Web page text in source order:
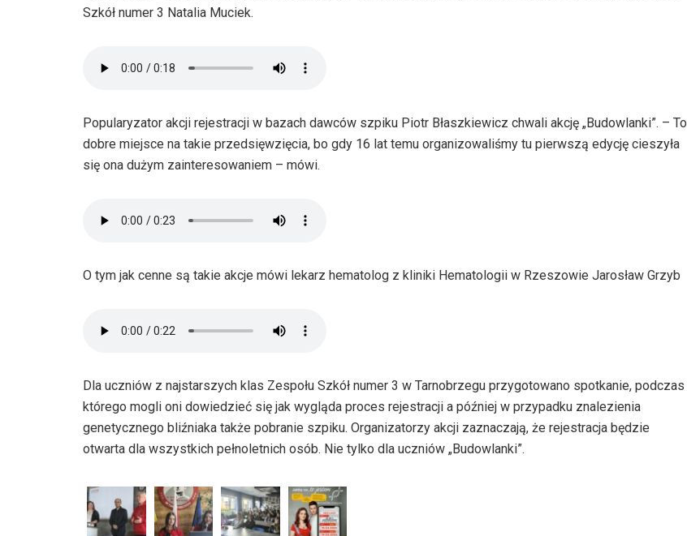
Szkół numer 3 Natalia Muciek.
Popularyzator akcji rejestracji w bazach dawców szpiku Piotr Błaszkiewicz chwali akcję „Budowlanki”. – To
dobre miejsce na takie przedsięwzięcia, bo gdy 16 lat temu organizowaliśmy tu pierwszą edycję cieszyła
się ona dużym zainteresowaniem – mówi.
O tym jak cenne są takie akcje mówi lekarz hematolog z kliniki Hematologii w Rzeszowie Jarosław Grzyb
Dla uczniów z najstarszych klas Zespołu Szkół numer 3 w Tarnobrzegu przygotowano spotkanie, podczas
którego mogli oni dowiedzieć się jak wygląda proces rejestracji a później w przypadku znalezienia
genetycznego bliźniaka także pobranie szpiku. Organizatorzy akcji zaznaczają, że rejestracja będzie
otwarta dla wszystkich pełnoletnich osób. Nie tylko dla uczniów „Budowlanki”.